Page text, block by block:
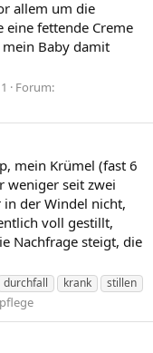
allem um die
fettende Creme
Baby damit
Forum:
mein Krümel (fast 6
weniger seit zwei
der Windel nicht,
voll gestillt,
Nachfrage steigt, die
durchfall krank stillen